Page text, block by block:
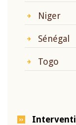
Niger
Sénégal
Togo